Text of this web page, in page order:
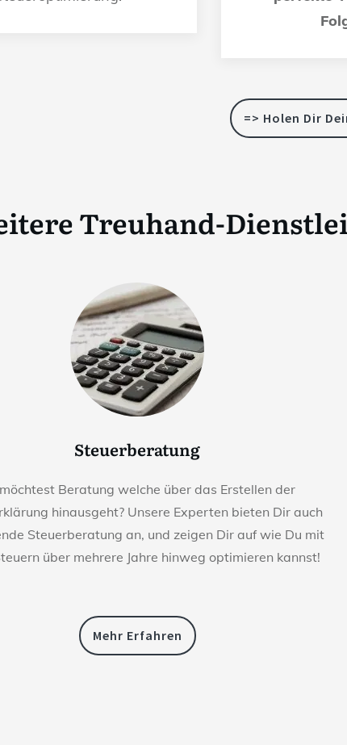
=> Holen Dir
Treuhand-
Steuerberatung
Beratung welche über das Erstellen der
hinausgeht? Unsere Experten bieten Dir auch
Steuerberatung an, und zeigen Dir auf wie Du mit
über mehrere Jahre hinweg optimieren kannst!
Mehr Erfahren